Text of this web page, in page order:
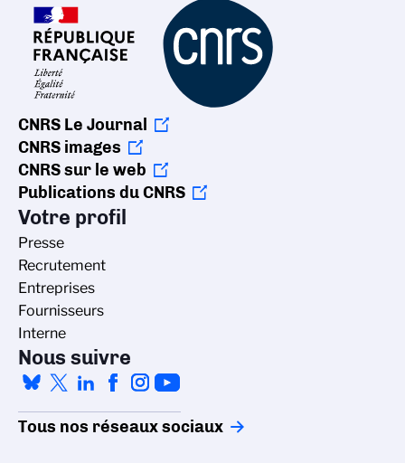
CNRS Le Journal
CNRS images
CNRS sur le web
Publications du CNRS
Votre profil
Presse
Recrutement
Entreprises
Fournisseurs
Interne
Nous suivre
Tous nos réseaux sociaux